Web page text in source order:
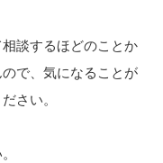
相談するほどのことか
で、気になることが
さい。